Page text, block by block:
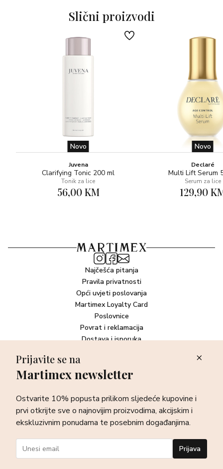
Slični proizvodi
Novo
Juvena
Clarifying Tonic 200 ml
Tonik za lice
56,00 KM
Novo
Declaré
Multi Lift Serum
Serum za lice
129,90
Najčešća pitanja
Pravila privatnosti
Opći uvjeti poslovanja
Martimex Loyalty Card
Poslovnice
Povrat i reklamacija
Dostava i isporuka
Newsletter
sve o najnovijim proizvodima, akcijskim i ekskluzivnim
ponudama te posebnim događanjima.
Prijava
Prijavite se na
Martimex newsletter
Ostvarite 10% popusta prilikom sljedeće kupovine i
prvi otkrijte sve o najnovijim proizvodima, akcijskim i
ekskluzivnim ponudama te posebnim događanjima.
Prijava